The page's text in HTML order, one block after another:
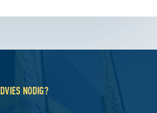
NODIG?